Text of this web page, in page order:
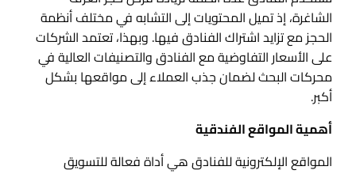
الشاغرة، إذ تميل المحتويات إلى التشابه في مختلف أنظمة
الحجز مع تزايد اشتراك الفنادق فيها. وبهذا، تعتمد الشركات
على الأسعار التفاوضية مع الفنادق والتصنيفات العالية في
محركات البحث لضمان جذب العملاء إلى مواقعها بشكل
أكبر.
أهمية المواقع الفندقية
المواقع الإلكترونية للفنادق هي أداة فعالة للتسويق